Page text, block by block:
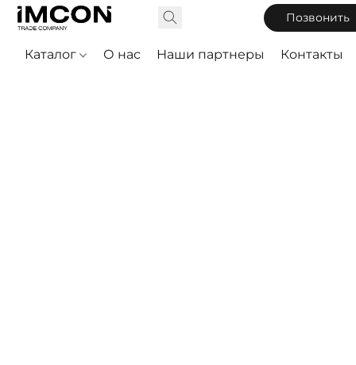
Позвонить
Каталог О нас Наши партнеры Контакты